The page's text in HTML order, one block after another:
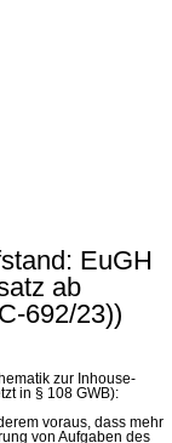
EuGH
ab
692/23))
zur Inhouse-
in § 108 GWB):
voraus, dass mehr
von Aufgaben des